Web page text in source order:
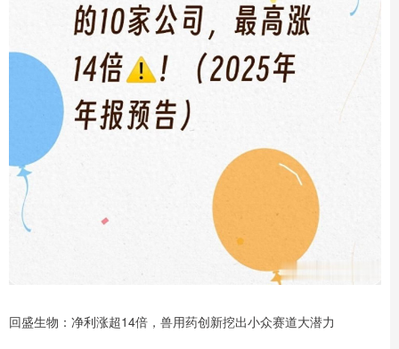
回盛生物：净利涨超14倍，兽用药创新挖出小众赛道大潜力